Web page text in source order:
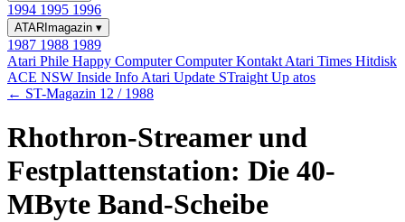
1994 1995 1996
ATARImagazin ▾
1987 1988 1989
Atari Phile Happy ComputerComputer Kontakt Atari Times Hitdisk
ACE NSW Inside Info Atari Update STraight Up atos
← ST-Magazin 12 / 1988
Rhothron-Streamer und
Festplattenstation: Die 40-
MByte Band-Scheibe